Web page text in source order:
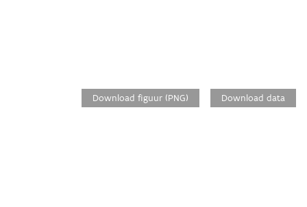
Download figuur (PNG) Download data